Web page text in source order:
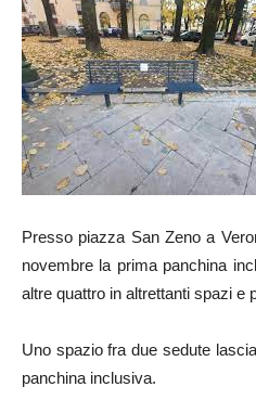
Presso piazza San Zeno a
novembre la prima panchina
altre quattro in altrettanti spazi e
Uno spazio fra due sedute
panchina inclusiva.